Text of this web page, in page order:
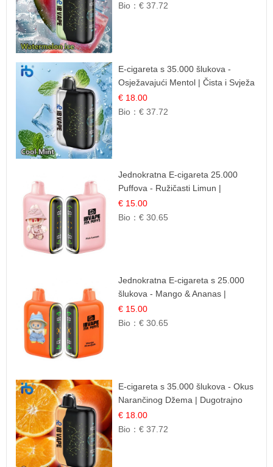
Bio：€ 37.72
E-cigareta s 35.000 šlukova -
Osježavajući Mentol | Čista i Svježa
Okus
€ 18.00
Bio：€ 37.72
Jednokratna E-cigareta 25.000
Puffova - Ružičasti Limun |
Osježavajuća Citrusna Aroma
€ 15.00
Bio：€ 30.65
Jednokratna E-cigareta s 25.000
šlukova - Mango & Ananas |
Egzotična Voćna Mješavina
€ 15.00
Bio：€ 30.65
E-cigareta s 35.000 šlukova - Okus
Narančinog Džema | Dugotrajno
Iskustvo
€ 18.00
Bio：€ 37.72